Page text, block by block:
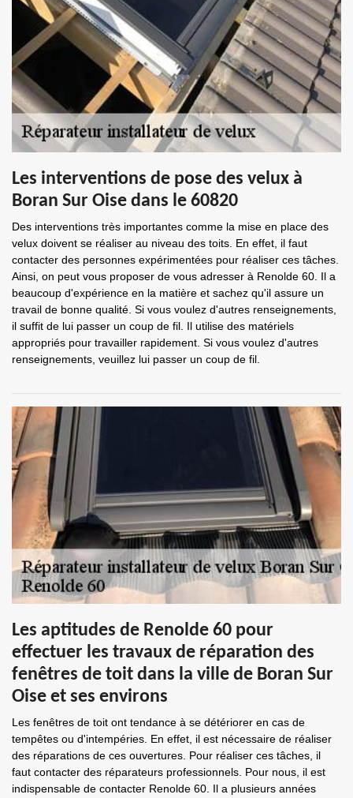
Les interventions de pose des velux à
Boran Sur Oise dans le 60820
Des interventions très importantes comme la mise en place des
velux doivent se réaliser au niveau des toits. En effet, il faut
contacter des personnes expérimentées pour réaliser ces tâches.
Ainsi, on peut vous proposer de vous adresser à Renolde 60. Il a
beaucoup d'expérience en la matière et sachez qu'il assure un
travail de bonne qualité. Si vous voulez d'autres renseignements,
il suffit de lui passer un coup de fil. Il utilise des matériels
appropriés pour travailler rapidement. Si vous voulez d'autres
renseignements, veuillez lui passer un coup de fil.
Les aptitudes de Renolde 60 pour
effectuer les travaux de réparation des
fenêtres de toit dans la ville de Boran Sur
Oise et ses environs
Les fenêtres de toit ont tendance à se détériorer en cas de
tempêtes ou d'intempéries. En effet, il est nécessaire de réaliser
des réparations de ces ouvertures. Pour réaliser ces tâches, il
faut contacter des réparateurs professionnels. Pour nous, il est
indispensable de contacter Renolde 60. Il a plusieurs années